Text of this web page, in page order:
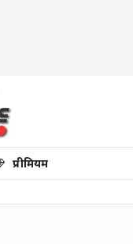
प्रीमियम